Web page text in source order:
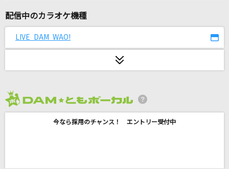
タッチ
[生音]春夏秋冬～RISING TOUR 2012 ver.～
FUNKY MONKEY BABYS
配信中のカラオケ機種
LIVE DAM WAO!
今なら採用のチャンス！ エントリー受付中